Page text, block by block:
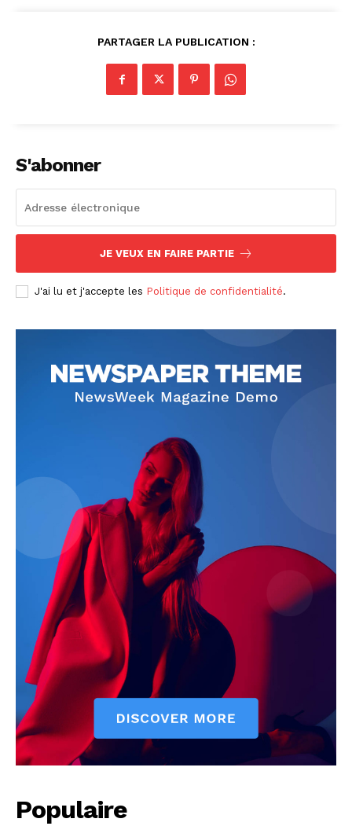
PARTAGER LA PUBLICATION :
S'abonner
JE VEUX EN FAIRE PARTIE
J'ai lu et j'accepte les Politique de confidentialité.
Populaire